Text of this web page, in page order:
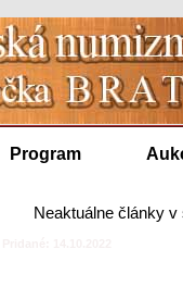
Program
Neaktuálne články v